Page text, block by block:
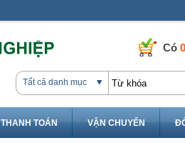
Có 0
Tất cả danh mục
THANH TOÁN VẬN CHUYỂN